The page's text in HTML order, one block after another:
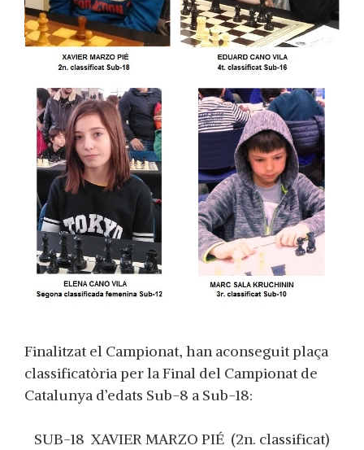
Finalitzat el Campionat, han aconseguit plaça
classificatòria per la Final del Campionat de
Catalunya d’edats Sub-8 a Sub-18:
SUB-18 XAVIER MARZO PIÉ (2n. classificat)